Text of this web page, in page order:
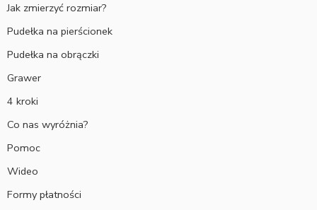
Jak zmierzyć rozmiar?
Pudełka na pierścionek
Pudełka na obrączki
Grawer
4 kroki
Co nas wyróżnia?
Pomoc
Wideo
Formy płatności